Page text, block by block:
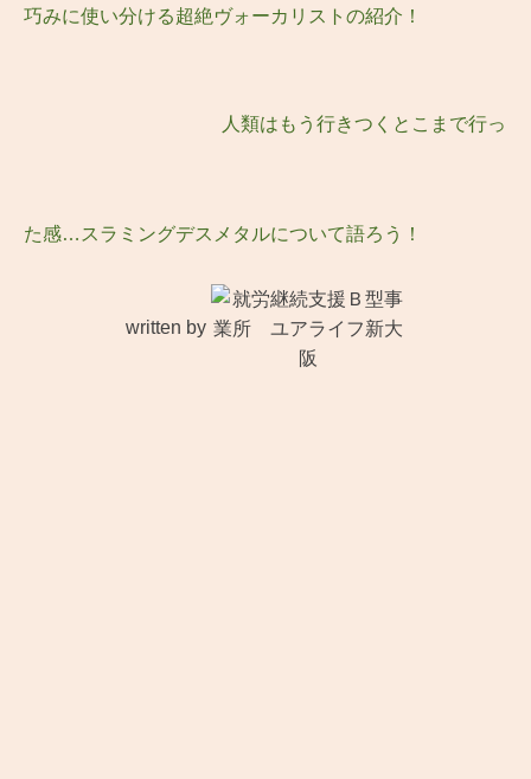
巧みに使い分ける超絶ヴォーカリストの紹介！
人類はもう行きつくとこまで行っ
た感…スラミングデスメタルについて語ろう！
written by